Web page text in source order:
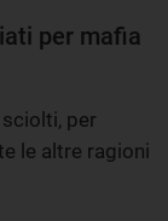
per mafia
per
le altre ragioni